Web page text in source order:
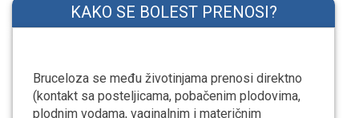
KAKO SE BOLEST PRENOSI?
Bruceloza se među životinjama prenosi direktno
(kontakt sa posteljicama, pobačenim plodovima,
plodnim vodama, vaginalnim i materičnim